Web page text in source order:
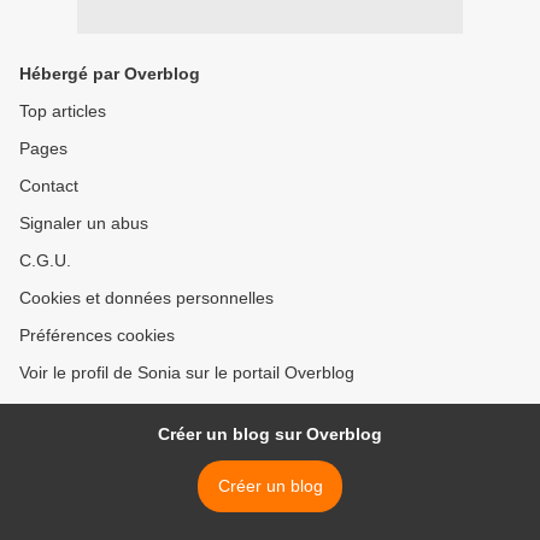
Hébergé par Overblog
Top articles
Pages
Contact
Signaler un abus
C.G.U.
Cookies et données personnelles
Préférences cookies
Voir le profil de Sonia sur le portail Overblog
Créer un blog sur Overblog
Créer un blog